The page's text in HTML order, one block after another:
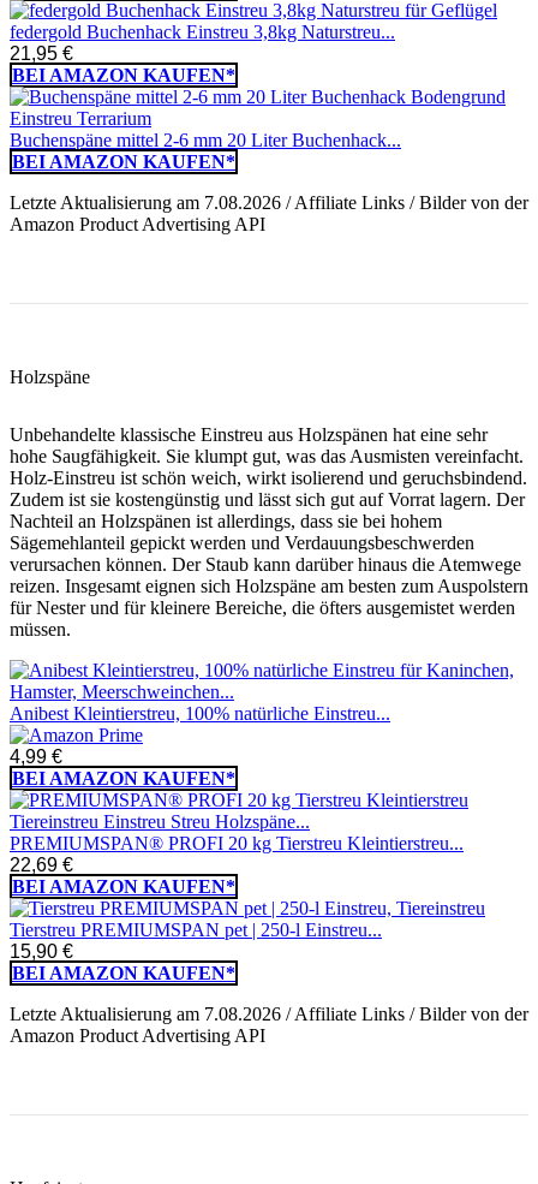
federgold Buchenhack Einstreu 3,8kg Naturstreu...
21,95 €
BEI AMAZON KAUFEN*
Buchenspäne mittel 2-6 mm 20 Liter Buchenhack...
BEI AMAZON KAUFEN*
Letzte Aktualisierung am 7.08.2026 / Affiliate Links / Bilder von der
Amazon Product Advertising API
Holzspäne
Unbehandelte klassische Einstreu aus Holzspänen hat eine sehr
hohe Saugfähigkeit. Sie klumpt gut, was das Ausmisten vereinfacht.
Holz-Einstreu ist schön weich, wirkt isolierend und geruchsbindend.
Zudem ist sie kostengünstig und lässt sich gut auf Vorrat lagern. Der
Nachteil an Holzspänen ist allerdings, dass sie bei hohem
Sägemehlanteil gepickt werden und Verdauungsbeschwerden
verursachen können. Der Staub kann darüber hinaus die Atemwege
reizen. Insgesamt eignen sich Holzspäne am besten zum Auspolstern
für Nester und für kleinere Bereiche, die öfters ausgemistet werden
müssen.
Anibest Kleintierstreu, 100% natürliche Einstreu...
4,99 €
BEI AMAZON KAUFEN*
PREMIUMSPAN® PROFI 20 kg Tierstreu Kleintierstreu...
22,69 €
BEI AMAZON KAUFEN*
Tierstreu PREMIUMSPAN pet | 250-l Einstreu...
15,90 €
BEI AMAZON KAUFEN*
Letzte Aktualisierung am 7.08.2026 / Affiliate Links / Bilder von der
Amazon Product Advertising API